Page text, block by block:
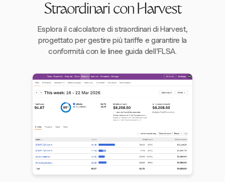
Straordinari con Harvest
Esplora il calcolatore di straordinari di Harvest,
progettato per gestire più tariffe e garantire la
conformità con le linee guida dell'FLSA.